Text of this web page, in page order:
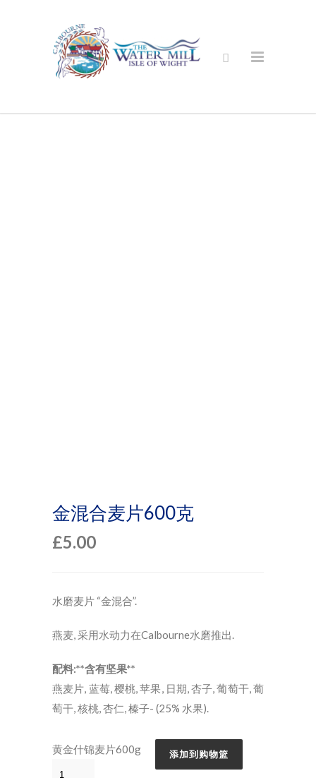
金混合麦片600克
£5.00
水磨麦片 “金混合”.
燕麦, 采用水动力在Calbourne水磨推出.
配料:**含有坚果**
燕麦片, 蓝莓, 樱桃, 苹果, 日期, 杏子, 葡萄干, 葡
萄干, 核桃, 杏仁, 榛子- (25% 水果).
黄金什锦麦片600g 添加到购物篮